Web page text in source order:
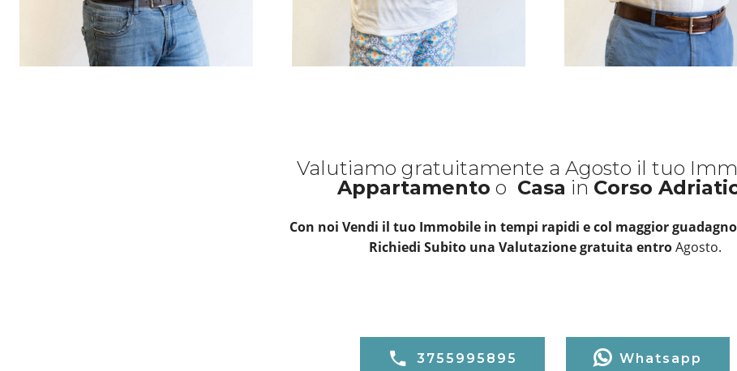
Valutiamo gratuitamente a Agosto il tuo
Appartamento o Casa in Corso
Con noi Vendi il tuo Immobile in tempi rapidi e col maggior
Richiedi Subito una Valutazione gratuita entroAgosto.
3755995895 Whatsapp